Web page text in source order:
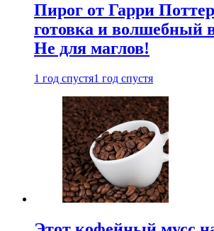
Пирог от Гарри
готовка и волшебный
Не для маглов!
1 год спустя1 год спустя